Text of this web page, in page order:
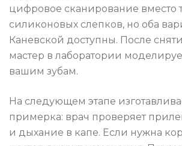
цифровое сканирование вместо
силиконовых слепков, но оба
Каневской доступны. После
мастер в лаборатории
вашим зубам.
На следующем этапе
примерка: врач проверяет
и дыхание в капе. Если нужна